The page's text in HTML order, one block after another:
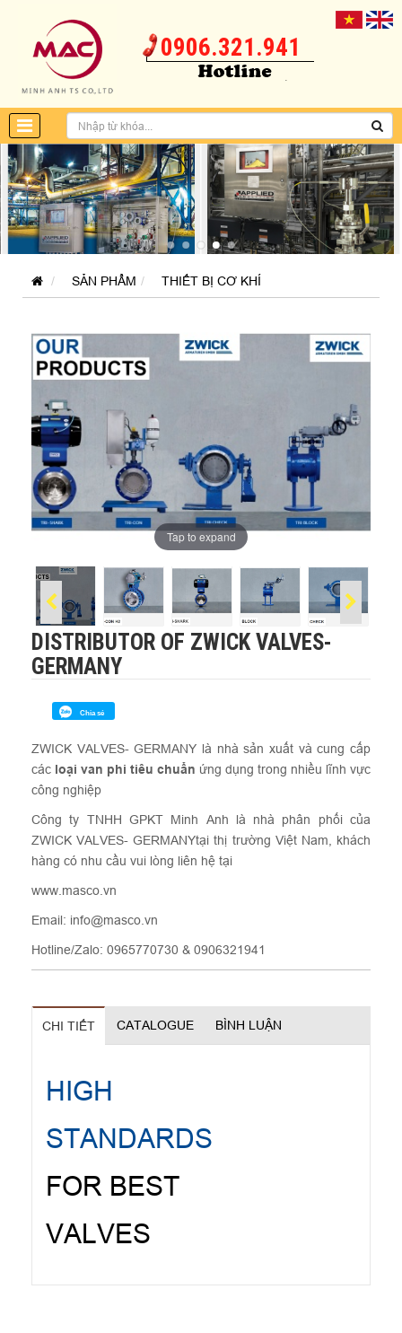
0906.321.941
SẢN PHẨM THIẾT BỊ CƠ KHÍ
Tap to expand
DISTRIBUTOR OF ZWICK VALVES-
GERMANY
Chia sẻ
ZWICK VALVES- GERMANY là nhà sản xuất và cung cấp
các loại van phi tiêu chuẩn ứng dụng trong nhiều lĩnh vực
công nghiệp
Công ty TNHH GPKT Minh Anh là nhà phân phối của
ZWICK VALVES- GERMANYtại thị trường Việt Nam, khách
hàng có nhu cầu vui lòng liên hệ tại
www.masco.vn
Email: info@masco.vn
Hotline/Zalo: 0965770730 & 0906321941
CHI TIẾT CATALOGUE BÌNH LUẬN
HIGH
STANDARDS
FOR BEST
VALVES